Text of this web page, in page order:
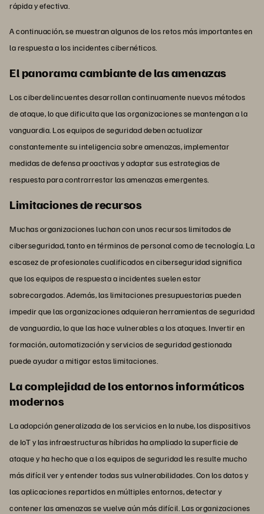
rápida y efectiva.
A continuación, se muestran algunos de los retos más importantes en
la respuesta a los incidentes cibernéticos.
El panorama cambiante de las amenazas
Los ciberdelincuentes desarrollan continuamente nuevos métodos
de ataque, lo que dificulta que las organizaciones se mantengan a la
vanguardia. Los equipos de seguridad deben actualizar
constantemente su inteligencia sobre amenazas, implementar
medidas de defensa proactivas y adaptar sus estrategias de
respuesta para contrarrestar las amenazas emergentes.
Limitaciones de recursos
Muchas organizaciones luchan con unos recursos limitados de
ciberseguridad, tanto en términos de personal como de tecnología. La
escasez de profesionales cualificados en ciberseguridad significa
que los equipos de respuesta a incidentes suelen estar
sobrecargados. Además, las limitaciones presupuestarias pueden
impedir que las organizaciones adquieran herramientas de seguridad
de vanguardia, lo que las hace vulnerables a los ataques. Invertir en
formación, automatización y servicios de seguridad gestionada
puede ayudar a mitigar estas limitaciones.
La complejidad de los entornos informáticos
modernos
La adopción generalizada de los servicios en la nube, los dispositivos
de IoT y las infraestructuras híbridas ha ampliado la superficie de
ataque y ha hecho que a los equipos de seguridad les resulte mucho
más difícil ver y entender todas sus vulnerabilidades. Con los datos y
las aplicaciones repartidos en múltiples entornos, detectar y
contener las amenazas se vuelve aún más difícil. Las organizaciones